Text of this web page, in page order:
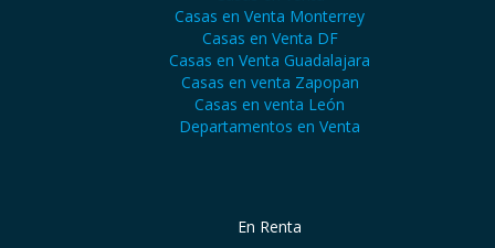
Casas en Venta Monterrey
Casas en Venta DF
Casas en Venta Guadalajara
Casas en venta Zapopan
Casas en venta León
Departamentos en Venta
En Renta